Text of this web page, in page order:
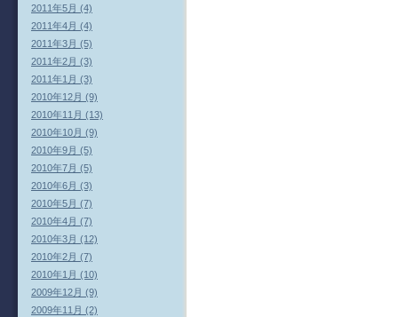
2011年5月 (4)
2011年4月 (4)
2011年3月 (5)
2011年2月 (3)
2011年1月 (3)
2010年12月 (9)
2010年11月 (13)
2010年10月 (9)
2010年9月 (5)
2010年7月 (5)
2010年6月 (3)
2010年5月 (7)
2010年4月 (7)
2010年3月 (12)
2010年2月 (7)
2010年1月 (10)
2009年12月 (9)
2009年11月 (2)